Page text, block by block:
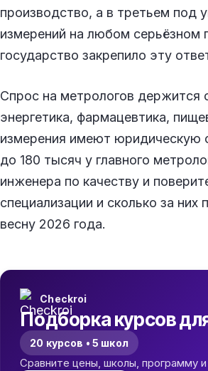
производство, а в третьем под
измерений на любом серьёзном
государство закрепило эту
Спрос на метрологов держится
энергетика, фармацевтика,
измерения имеют юридическую
до 180 тысяч у главного
инженера по качеству и
специализации и сколько за
весну 2026 года.
Checkroi
Подборка курсов
20 курсов • 5 школ
Сравните цены, школы, программу